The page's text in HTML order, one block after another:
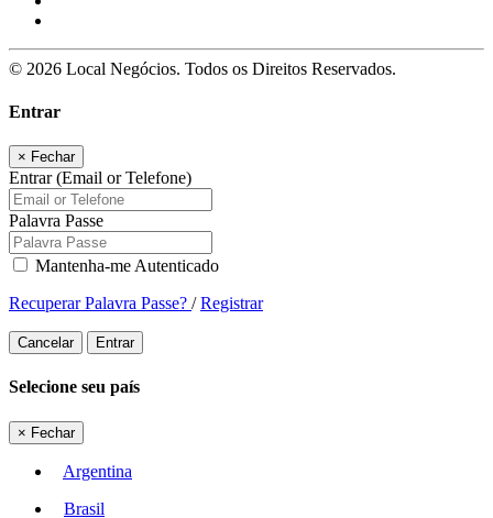
© 2026 Local Negócios. Todos os Direitos Reservados.
Entrar
× Fechar
Entrar (Email or Telefone)
Palavra Passe
Mantenha-me Autenticado
Recuperar Palavra Passe? /Registrar
Cancelar Entrar
Selecione seu país
× Fechar
Argentina
Brasil